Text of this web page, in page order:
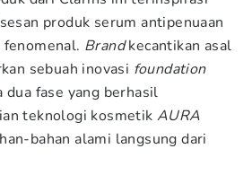
produk serum antipenuaan
fenomenal. Brandkecantikan asal
sebuah inovasi foundation
fase yang berhasil
teknologi kosmetik AURA
bahan alami langsung dari